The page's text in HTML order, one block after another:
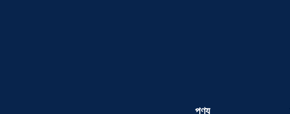
পণ্য